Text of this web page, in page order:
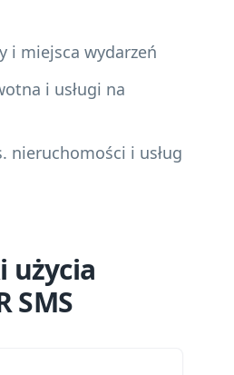
i miejsca wydarzeń
i usługi na
nieruchomości i usług
użycia
SMS